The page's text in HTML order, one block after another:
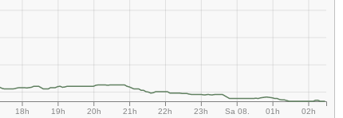
18h 19h 20h 21h 22h 23h Sa 08. 01h 02h